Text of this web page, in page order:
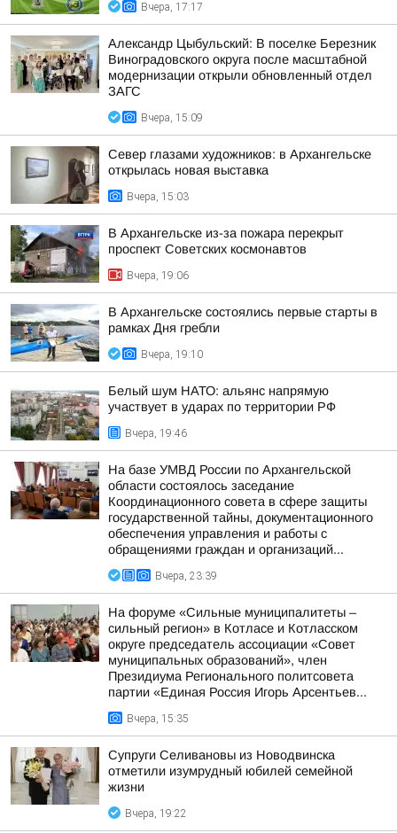
Вчера, 17:17
Александр Цыбульский: В поселке Березник
Виноградовского округа после масштабной
модернизации открыли обновленный отдел
ЗАГС
Вчера, 15:09
Север глазами художников: в Архангельске
открылась новая выставка
Вчера, 15:03
В Архангельске из-за пожара перекрыт
проспект Советских космонавтов
Вчера, 19:06
В Архангельске состоялись первые старты в
рамках Дня гребли
Вчера, 19:10
Белый шум НАТО: альянс напрямую
участвует в ударах по территории РФ
Вчера, 19:46
На базе УМВД России по Архангельской
области состоялось заседание
Координационного совета в сфере защиты
государственной тайны, документационного
обеспечения управления и работы с
обращениями граждан и организаций...
Вчера, 23:39
На форуме «Сильные муниципалитеты –
сильный регион» в Котласе и Котласском
округе председатель ассоциации «Совет
муниципальных образований», член
Президиума Регионального политсовета
партии «Единая Россия Игорь Арсентьев...
Вчера, 15:35
Супруги Селивановы из Новодвинска
отметили изумрудный юбилей семейной
жизни
Вчера, 19:22